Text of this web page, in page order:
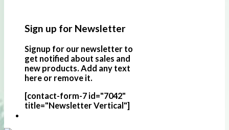
Sign up for Newsletter
Signup for our newsletter to
get notified about sales and
new products. Add any text
here or remove it.
[contact-form-7 id="7042"
title="Newsletter Vertical"]